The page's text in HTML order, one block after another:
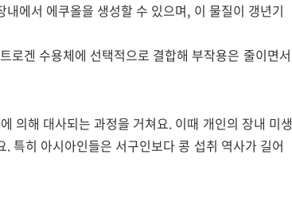
에서 에쿠올을 생성할 수 있으며, 이 물질이 갱년기
로겐 수용체에 선택적으로 결합해 부작용은 줄이면서
의해 대사되는 과정을 거쳐요. 이때 개인의 장내 미생
특히 아시아인들은 서구인보다 콩 섭취 역사가 길어